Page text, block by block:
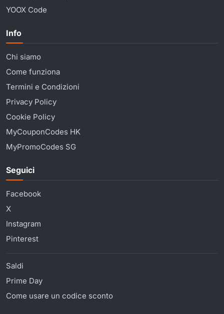
YOOX Code
Info
Chi siamo
Come funziona
Termini e Condizioni
Privacy Policy
Cookie Policy
MyCouponCodes HK
MyPromoCodes SG
Seguici
Facebook
X
Instagram
Pinterest
Saldi
Prime Day
Come usare un codice sconto